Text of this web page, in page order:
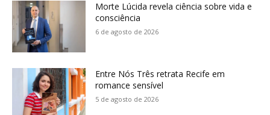
Morte Lúcida revela ciência sobre vida e
consciência
6 de agosto de 2026
Entre Nós Três retrata Recife em
romance sensível
5 de agosto de 2026